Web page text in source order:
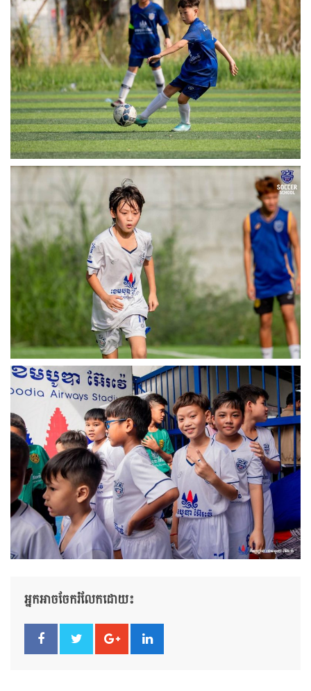
អ្នកអាចចែករំលែកដោយ៖